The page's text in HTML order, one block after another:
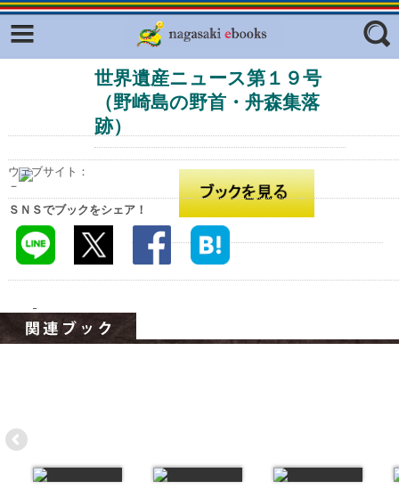
フリーワード
ジャンル
エリア
世界遺産ニュース第１９号
（野崎島の野首・舟森集落
跡）
ウェブサイト：
－
ＳＮＳでブックをシェア！
Facebook
ふくいろキラリプロジェクト
東京観光デジタルパンフレットギャ
ラリー（TOKYO Brochures）
復興応援企画
コンテンツ
広報誌ナビ
明治日本の産業革命遺産
長崎と天草地方の潜伏キリシタン
関連遺産
いきebooks